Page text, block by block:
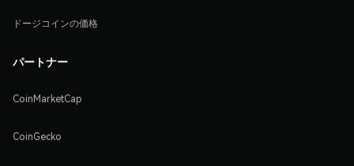
ドージコインの価格
パートナー
CoinMarketCap
CoinGecko